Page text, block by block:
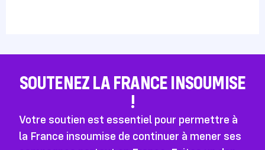
SOUTENEZ LA FRANCE INSOUMISE
!
Votre soutien est essentiel pour permettre à
la France insoumise de continuer à mener ses